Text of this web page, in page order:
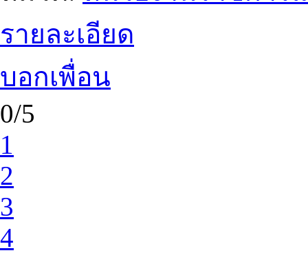
รายละเอียด
บอกเพื่อน
0/5
1
2
3
4